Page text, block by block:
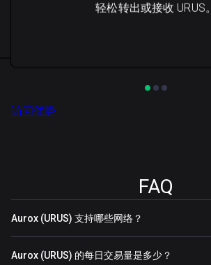
轻松转出或接收 URUS。
访问优势
FAQ
Aurox (URUS) 支持哪些网络？
Aurox (URUS) 的每日交易量是多少？